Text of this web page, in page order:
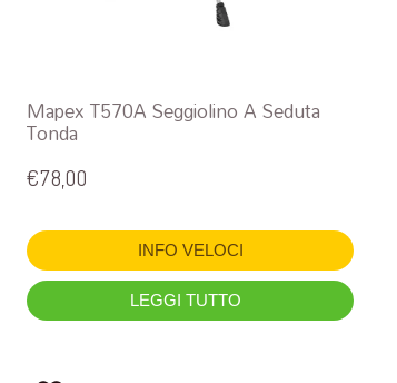
Mapex T570A Seggiolino A Seduta
Tonda
€78,00
INFO VELOCI
LEGGI TUTTO